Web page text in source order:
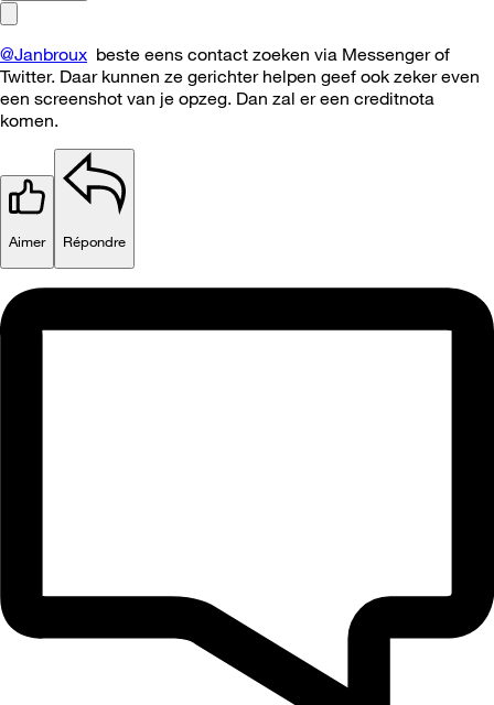
@Janbroux beste eens contact zoeken via Messenger of
Twitter. Daar kunnen ze gerichter helpen geef ook zeker even
een screenshot van je opzeg. Dan zal er een creditnota
komen.
Aimer Répondre